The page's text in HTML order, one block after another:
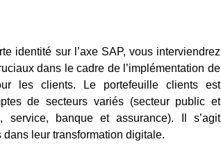
identité sur l’axe SAP, vous interviendrez
dans le cadre de l’implémentation de
les clients. Le portefeuille clients est
de secteurs variés (secteur public et
service, banque et assurance). Il s’agit
dans leur transformation digitale.